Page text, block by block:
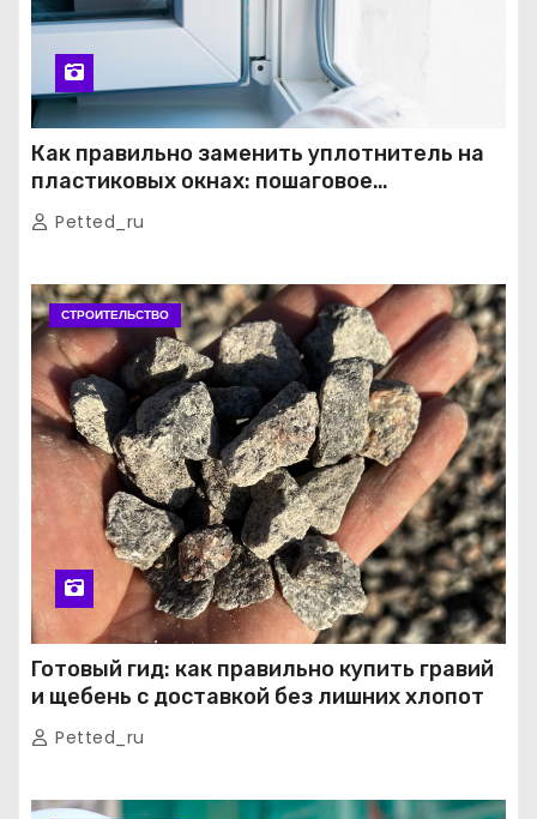
Как правильно заменить уплотнитель на
пластиковых окнах: пошаговое
руководство от экспертов
Petted_ru
СТРОИТЕЛЬСТВО
Готовый гид: как правильно купить гравий
и щебень с доставкой без лишних хлопот
Petted_ru